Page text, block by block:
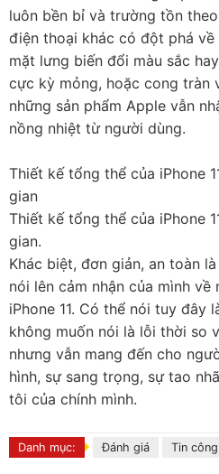
luôn bền bỉ và trường tồn
điện thoại khác có đột phá
mặt lưng biến đổi màu sắc
cực kỳ mỏng, hoặc cong tràn
những sản phẩm Apple vẫn
nồng nhiệt từ người dùng.
Thiết kế tổng thể của iPhone
gian
Thiết kế tổng thể của iPhone
gian.
Khác biệt, đơn giản, an toàn
nói lên cảm nhận của mình
iPhone 11. Có thể nói tuy đây
không muốn nói là lỗi thời so
nhưng vẫn mang đến cho
hình, sự sang trọng, sự tao
tôi của chính mình.
Danh mục: Đánh giá Tin